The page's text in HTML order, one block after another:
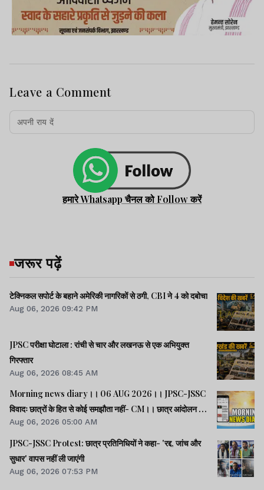
Leave a Comment
हमारे Whatsapp चैनल को Follow करें
जरूर पढ़ें
टेक्निकल सपोर्ट के बहाने अमेरिकी नागरिकों से ठगी, CBI ने 4 को दबोचा
Aug 06, 2026 09:42 PM
JPSC परीक्षा घोटाला : रांची से चार और लखनऊ से एक अभियुक्त
गिरफ्तार
Aug 06, 2026 08:45 AM
Morning news diary।। 06 AUG 2026।। JPSC-JSSC
विवादः छात्रों के हित से कोई समझौता नहीं- CM।। छात्र आंदोलन के
समर्थन में झारखंड आएंगे अभिजीत दीपके।। जब तक अमित शाह सदन
में जवाब नहीं देते, चर्चा नहीं होगीः राहुल।। समेत कई खबरें व वीडियो.
Aug 06, 2026 05:00 AM
JPSC-JSSC Protest: छात्र प्रतिनिधियों ने कहा- 'रद्द, जांच और
सुधार' वापस नहीं ली जाएंगी
Aug 06, 2026 07:53 PM